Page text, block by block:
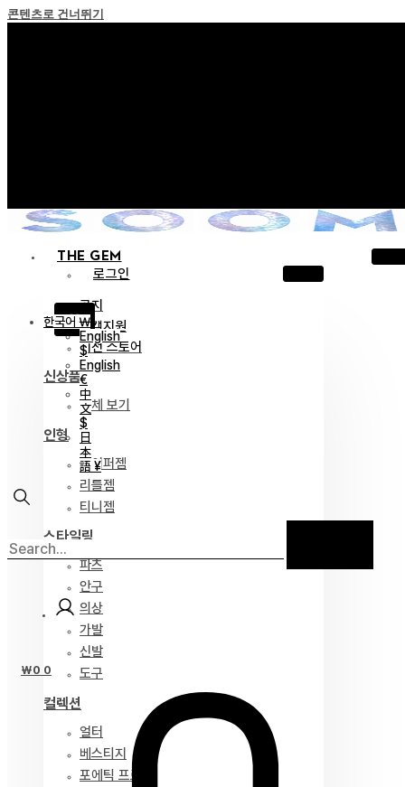
콘텐츠로 건너뛰기
THE GEM
로그인
X
공지
고객지원
이전 스토어
신상품
전체 보기
인형
하이퍼젬
리틀젬
티니젬
스타일링
파츠
안구
의상
가발
신발
도구
컬렉션
얼터
베스티지
포에틱 프로즈
한국어 ￦
English
$
English
€
中
文
$
日
本
語 ¥
₩0 0